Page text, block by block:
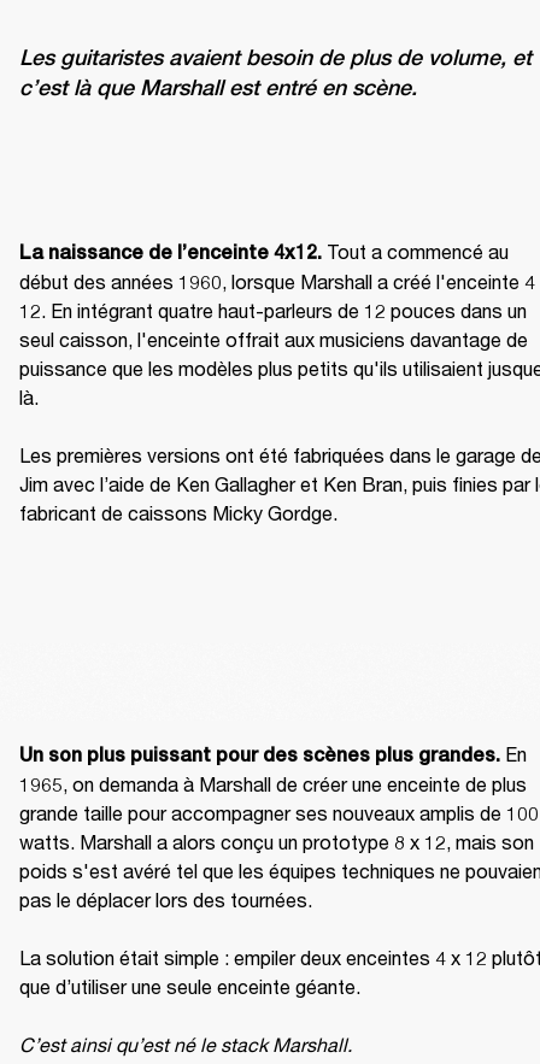
Les guitaristes avaient besoin de plus de volume, et
c’est là que Marshall est entré en scène.
La naissance de l’enceinte 4x12. Tout a commencé au
début des années 1960, lorsque Marshall a créé l'enceinte 4
12. En intégrant quatre haut-parleurs de 12 pouces dans un
seul caisson, l'enceinte offrait aux musiciens davantage de
puissance que les modèles plus petits qu'ils utilisaient
là.
Les premières versions ont été fabriquées dans le garage
Jim avec l’aide de Ken Gallagher et Ken Bran, puis finies par
fabricant de caissons Micky Gordge.
Un son plus puissant pour des scènes plus grandes. En
1965, on demanda à Marshall de créer une enceinte de plus
grande taille pour accompagner ses nouveaux amplis de 100
watts. Marshall a alors conçu un prototype 8 x 12, mais son
poids s'est avéré tel que les équipes techniques ne
pas le déplacer lors des tournées.
La solution était simple : empiler deux enceintes 4 x 12
que d’utiliser une seule enceinte géante.
C’est ainsi qu’est né le stack Marshall.